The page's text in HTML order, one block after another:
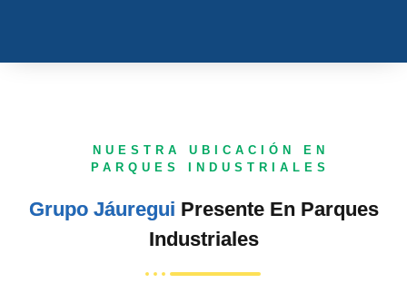
NUESTRA UBICACIÓN EN
PARQUES INDUSTRIALES
Grupo Jáuregui Presente En Parques
Industriales